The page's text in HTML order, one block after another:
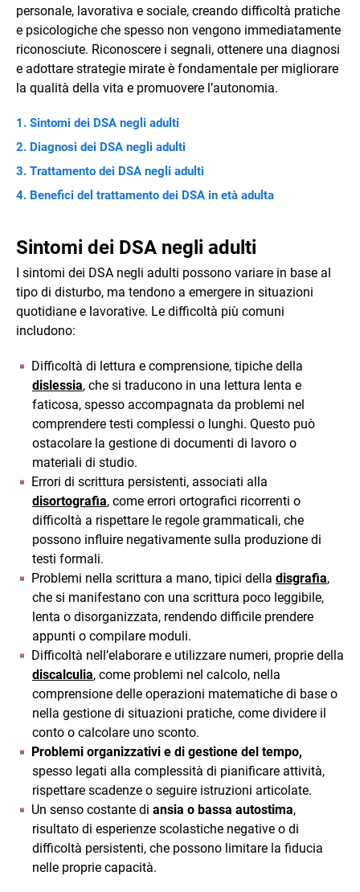
personale, lavorativa e sociale, creando difficoltà pratiche
e psicologiche che spesso non vengono immediatamente
riconosciute. Riconoscere i segnali, ottenere una diagnosi
e adottare strategie mirate è fondamentale per migliorare
la qualità della vita e promuovere l’autonomia.
Sintomi dei DSA negli adulti
Diagnosi dei DSA negli adulti
Trattamento dei DSA negli adulti
Benefici del trattamento dei DSA in età adulta
Sintomi dei DSA negli adulti
I sintomi dei DSA negli adulti possono variare in base al
tipo di disturbo, ma tendono a emergere in situazioni
quotidiane e lavorative. Le difficoltà più comuni
includono:
Difficoltà di lettura e comprensione, tipiche della
dislessia, che si traducono in una lettura lenta e
faticosa, spesso accompagnata da problemi nel
comprendere testi complessi o lunghi. Questo può
ostacolare la gestione di documenti di lavoro o
materiali di studio.
Errori di scrittura persistenti, associati alla
disortografia, come errori ortografici ricorrenti o
difficoltà a rispettare le regole grammaticali, che
possono influire negativamente sulla produzione di
testi formali.
Problemi nella scrittura a mano, tipici della disgrafia,
che si manifestano con una scrittura poco leggibile,
lenta o disorganizzata, rendendo difficile prendere
appunti o compilare moduli.
Difficoltà nell’elaborare e utilizzare numeri, proprie della
discalculia, come problemi nel calcolo, nella
comprensione delle operazioni matematiche di base o
nella gestione di situazioni pratiche, come dividere il
conto o calcolare uno sconto.
Problemi organizzativi e di gestione del tempo,
spesso legati alla complessità di pianificare attività,
rispettare scadenze o seguire istruzioni articolate.
Un senso costante di ansia o bassa autostima,
risultato di esperienze scolastiche negative o di
difficoltà persistenti, che possono limitare la fiducia
nelle proprie capacità.